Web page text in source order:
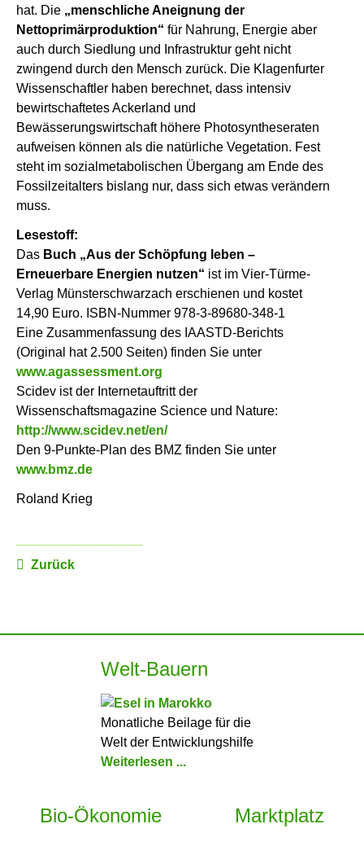
hat. Die „menschliche Aneignung der
Nettoprimärproduktion“ für Nahrung, Energie aber
auch durch Siedlung und Infrastruktur geht nicht
zwingend durch den Mensch zurück. Die Klagenfurter
Wissenschaftler haben berechnet, dass intensiv
bewirtschaftetes Ackerland und
Bewässerungswirtschaft höhere Photosyntheseraten
aufweisen können als die natürliche Vegetation. Fest
steht im sozialmetabolischen Übergang am Ende des
Fossilzeitalters bislang nur, dass sich etwas verändern
muss.
Lesestoff:
Das Buch „Aus der Schöpfung leben –
Erneuerbare Energien nutzen“ ist im Vier-Türme-
Verlag Münsterschwarzach erschienen und kostet
14,90 Euro. ISBN-Nummer 978-3-89680-348-1
Eine Zusammenfassung des IAASTD-Berichts
(Original hat 2.500 Seiten) finden Sie unter
www.agassessment.org
Scidev ist der Internetauftritt der
Wissenschaftsmagazine Science und Nature:
http://www.scidev.net/en/
Den 9-Punkte-Plan des BMZ finden Sie unter
www.bmz.de
Roland Krieg
Zurück
Welt-Bauern
Monatliche Beilage für die
Welt der Entwicklungshilfe
Weiterlesen ...
Bio-Ökonomie Marktplatz